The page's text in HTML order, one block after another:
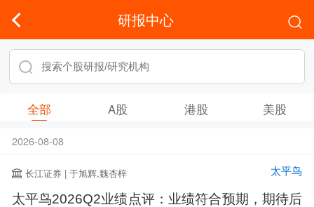
研报中心
全部 A股 港股 美股
2026-08-08
长江证券 | 于旭辉,魏杏梓 太平鸟
太平鸟2026Q2业绩点评：业绩符合预期，期待后